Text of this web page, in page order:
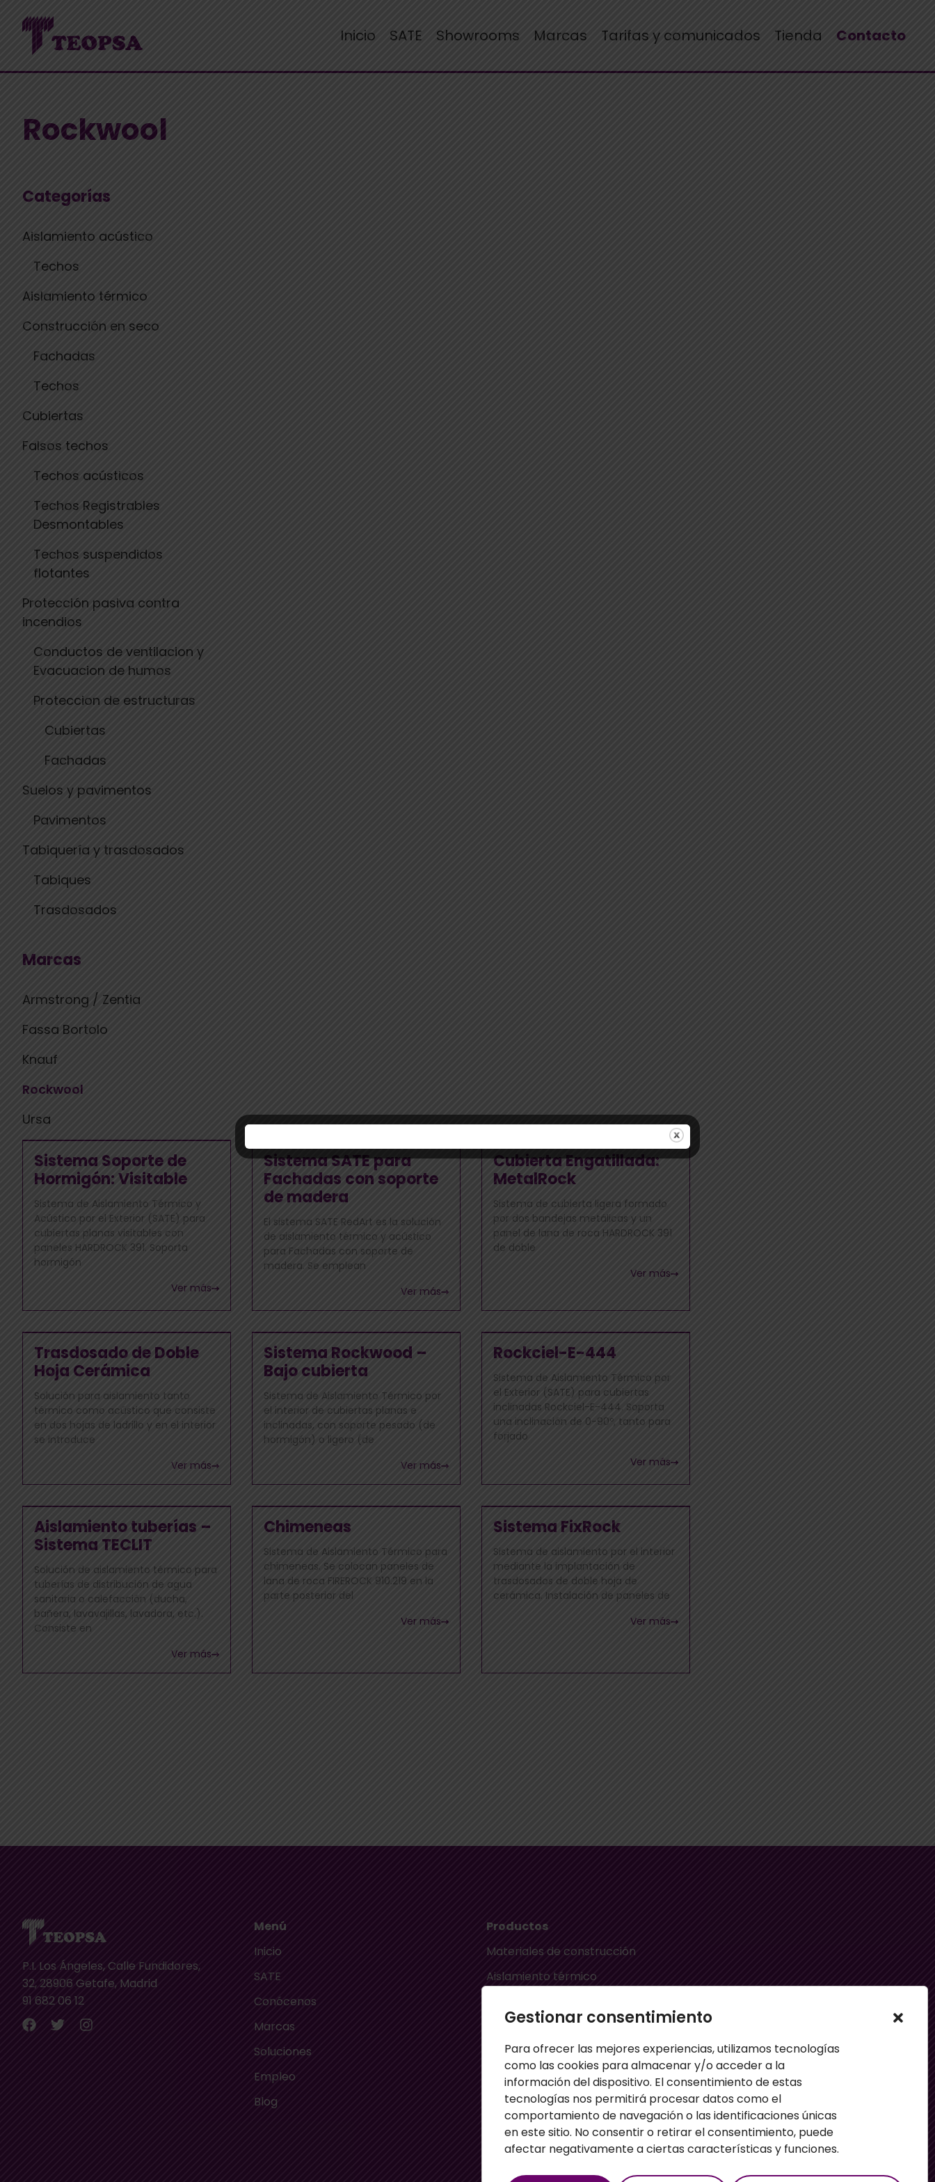
Gestionar consentimiento
Para ofrecer las mejores experiencias, utilizamos tecnologías
como las cookies para almacenar y/o acceder a la
información del dispositivo. El consentimiento de estas
tecnologías nos permitirá procesar datos como el
comportamiento de navegación o las identificaciones únicas
en este sitio. No consentir o retirar el consentimiento, puede
afectar negativamente a ciertas características y funciones.
Inicio SATE Showrooms Marcas Tarifas y comunicados Tienda Contacto
Rockwool
Categorías
Aislamiento acústico
Techos
Aislamiento térmico
Construcción en seco
Fachadas
Techos
Cubiertas
Falsos techos
Techos acústicos
Techos Registrables
Desmontables
Techos suspendidos
flotantes
Protección pasiva contra
incendios
Conductos de ventilacion y
Evacuacion de humos
Proteccion de estructuras
Cubiertas
Fachadas
Suelos y pavimentos
Pavimentos
Tabiquería y trasdosados
Tabiques
Trasdosados
Marcas
Armstrong / Zentia
Fassa Bortolo
Knauf
Rockwool
Ursa
Sistema Soporte de
Hormigón: Visitable
Sistema de Aislamiento Térmico y
Acústico por el Exterior (SATE) para
cubiertas planas visitables con
paneles HARDROCK 391. Soporta
hormigón
Ver más
Sistema SATE para
Fachadas con soporte
de madera
El sistema SATE RedArt es la solución
de aislamiento térmico y acústico
para Fachadas con soporte de
madera. Se emplean
Ver más
Cubierta Engatillada:
MetalRock
Sistema de cubierta ligera formado
por dos bandejas metálicas y un
panel de lana de roca HARDROCK 391
de doble
Ver más
Trasdosado de Doble
Hoja Cerámica
Solución para aislamiento tanto
térmico como acústico que consiste
en dos hojas de ladrillo y en el interior
se introduce
Ver más
Sistema Rockwood –
Bajo cubierta
Sistema de Aislamiento Térmico por
el interior de cubiertas planas e
inclinadas, con soporte pesado (de
hormigón) o ligero (de
Ver más
Rockciel-E-444
Sistema de Aislamiento Térmico por
el Exterior (SATE) para cubiertas
inclinadas Rockciel-E-444. Soporta
una inclinación de 0-90º, tanto para
forjado
Ver más
Aislamiento tuberías –
Sistema TECLIT
Solución de aislamiento térmico para
tuberías de distribución de agua
sanitaria o calefacción (ducha,
bañera, lavavajillas, lavadora, etc.).
Consiste en
Ver más
Chimeneas
Sistema de Aislamiento Térmico para
chimeneas. Se colocan paneles de
lana de roca FIREROCK 910.219 en la
parte posterior del
Ver más
Sistema FixRock
Sistema de aislamiento por el interior
mediante la implantación de
trasdosados de doble hoja de
cerámica. Instalación de paneles de
Ver más
P.I. Los Ángeles, Calle Fundidores,
32, 28906 Getafe, Madrid
91 682 06 12
Menú
Inicio
SATE
Conócenos
Marcas
Soluciones
Empleo
Blog
Productos
Materiales de construcción
Aislamiento térmico
Material ignífugo aislante
Paneles aislantes
Masillas para pared
Paneles sandwich
Perfiles